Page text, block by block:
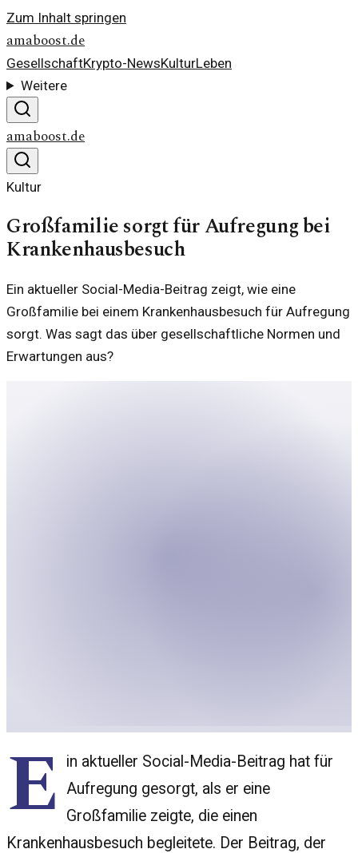
Zum Inhalt springen
amaboost.de
GesellschaftKrypto-NewsKulturLeben
Weitere
amaboost.de
Kultur
Großfamilie sorgt für Aufregung bei
Krankenhausbesuch
Ein aktueller Social-Media-Beitrag zeigt, wie eine
Großfamilie bei einem Krankenhausbesuch für Aufregung
sorgt. Was sagt das über gesellschaftliche Normen und
Erwartungen aus?
E
in aktueller Social-Media-Beitrag hat für
Aufregung gesorgt, als er eine
Großfamilie zeigte, die einen
Krankenhausbesuch begleitete. Der Beitrag, der